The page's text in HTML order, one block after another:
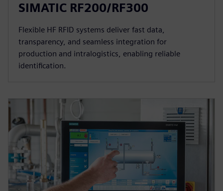
SIMATIC RF200/RF300
Flexible HF RFID systems deliver fast data,
transparency, and seamless integration for
production and intralogistics, enabling reliable
identification.